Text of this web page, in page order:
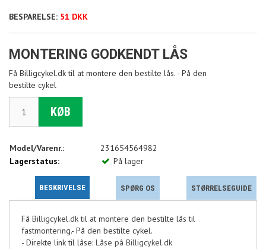
BESPARELSE: 51 DKK
MONTERING GODKENDT LÅS
Få Billigcykel.dk til at montere den bestilte lås. - På den
bestilte cykel
KØB
Model/Varenr.:
231654564982
Lagerstatus:
På lager
BESKRIVELSE SPØRG OS STØRRELSEGUIDE
Få Billigcykel.dk til at montere den bestilte lås til
fastmontering.- På den bestilte cykel.
- Direkte link til låse: Låse på Billigcykel.dk